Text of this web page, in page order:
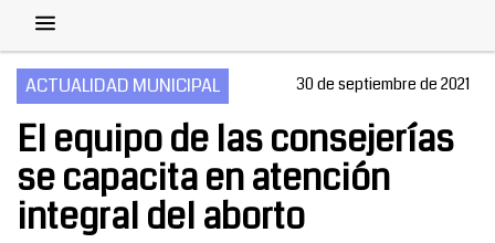
ACTUALIDAD MUNICIPAL 30 de septiembre de 2021
El equipo de las consejerías
se capacita en atención
integral del aborto